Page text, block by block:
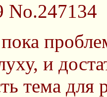
No.247134
и
тема для